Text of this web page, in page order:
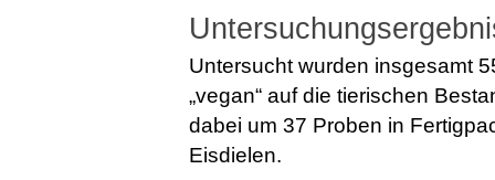
Untersucht wurden insgesamt
„vegan“ auf die tierischen
dabei um 37 Proben in
Eisdielen.